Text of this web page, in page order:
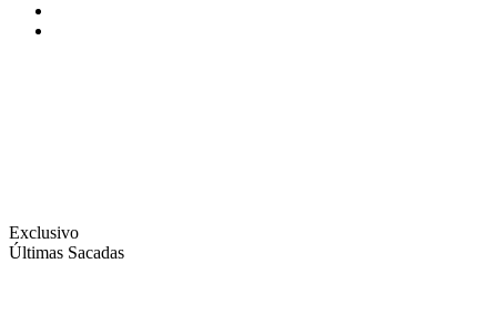
Exclusivo
Últimas Sacadas